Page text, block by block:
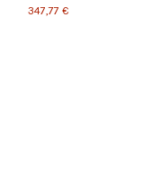
347,77 €